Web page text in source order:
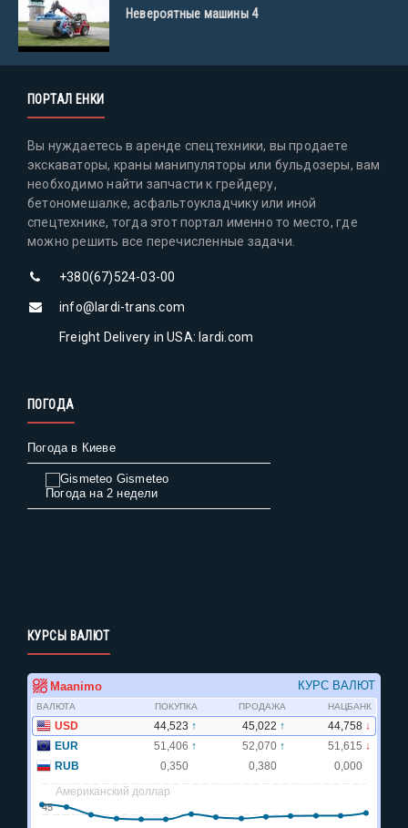
Невероятные машины 4
ПОРТАЛ ЕНКИ
Вы нуждаетесь в аренде спецтехники, вы продаете
экскаваторы, краны манипуляторы или бульдозеры, вам
необходимо найти запчасти к грейдеру,
бетономешалке, асфальтоукладчику или иной
спецтехнике, тогда этот портал именно то место, где
можно решить все перечисленные задачи.
+380(67)524-03-00
info@lardi-trans.com
Freight Delivery in USA: lardi.com
ПОГОДА
Погода в Киеве
Gismeteo
Погода на 2 недели
КУРСЫ ВАЛЮТ